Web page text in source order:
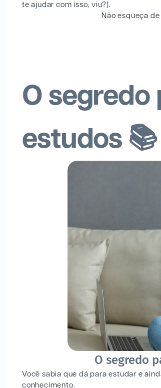
te ajudar com isso, viu?).
Não esqueça
O segredo
estudos 📚
O segredo
Você sabia que dá para estudar e
conhecimento.